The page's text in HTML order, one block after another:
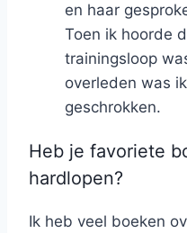
en haar
Toen ik hoorde
trainingsloop
overleden was
geschrokken.
Heb je favoriete
hardlopen?
Ik heb veel boeken